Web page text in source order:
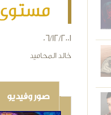
مستوى
06/12/2001
خالد المحاميد
صور وفيديو